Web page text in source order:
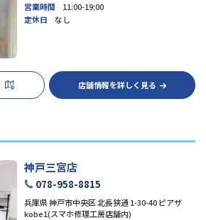
営業時間
11:00-19:00
定休日
なし
店舗情報を詳しく見る
神戸三宮店
078-958-8815
兵庫県 神戸市中央区 北長狭通 1-30-40 ピアザ
kobe1(スマホ修理工房店舗内)